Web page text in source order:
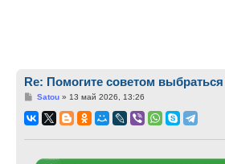
Re: Помогите советом выбраться
Сообщение
Satou» 13 май 2026, 13:26